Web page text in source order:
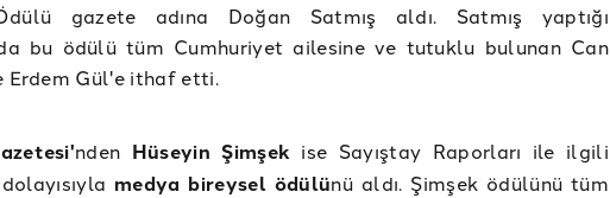
gazete adına Doğan Satmış aldı. Satmış yaptığı
bu ödülü tüm Cumhuriyet ailesine ve tutuklu bulunan Can
Erdem Gül'e ithaf etti.
nden Hüseyin Şimşek ise Sayıştay Raporları ile ilgili
medya bireysel ödülünü aldı. Şimşek ödülünü tüm